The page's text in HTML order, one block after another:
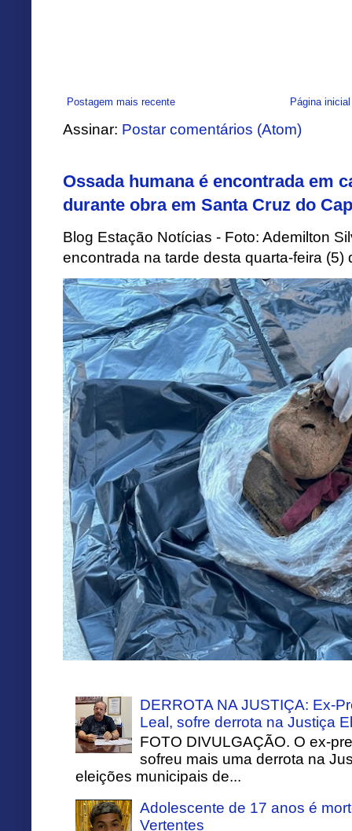
Postagem mais recente Página inicial
Assinar: Postar comentários (Atom)
Ossada humana é encontrada em
durante obra em Santa Cruz do
Blog Estação Notícias - Foto: Ademilton
encontrada na tarde desta quarta-feira (5)
DERROTA NA JUSTIÇA: Ex-
Leal, sofre derrota na Justiça
FOTO DIVULGAÇÃO. O ex-
sofreu mais uma derrota na
eleições municipais de...
Adolescente de 17 anos é
Vertentes